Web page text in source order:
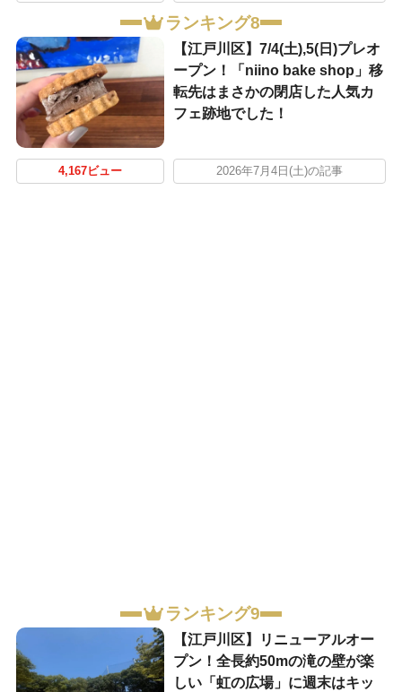
ランキング8
【江戸川区】7/4(土),5(日)プレオ
ープン！「niino bake shop」移
転先はまさかの閉店した人気カ
フェ跡地でした！
4,167ビュー 2026年7月4日(土)の記事
ランキング9
【江戸川区】リニューアルオー
プン！全長約50mの滝の壁が楽
しい「虹の広場」に週末はキッ